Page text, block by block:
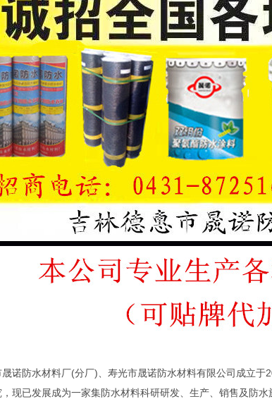
诺防水材料厂(分厂)、寿光市晟诺防水材料有限公司成立于
现已发展成为一家集防水材料科研研发、生产、销售及防